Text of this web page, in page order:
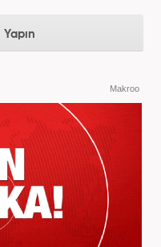
Yapın
Makroo